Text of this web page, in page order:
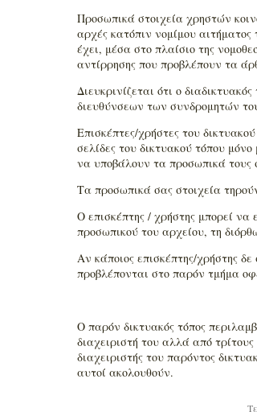
Προσωπικά στοιχεία χρηστών
αρχές κατόπιν νομίμου
έχει, μέσα στο πλαίσιο της
αντίρρησης που προβλέπουν τα
Διευκρινίζεται ότι ο
διευθύνσεων των συνδρομητών
Επισκέπτες/χρήστες του
σελίδες του δικτυακού τόπου
να υποβάλουν τα προσωπικά τους
Τα προσωπικά σας στοιχεία
Ο επισκέπτης / χρήστης μπορεί
προσωπικού του αρχείου, τη
Αν κάποιος επισκέπτης/χρήστης
προβλέπονται στο παρόν τμήμα
Ο παρόν δικτυακός τόπος
διαχειριστή του αλλά από
διαχειριστής του παρόντος
αυτοί ακολουθούν.